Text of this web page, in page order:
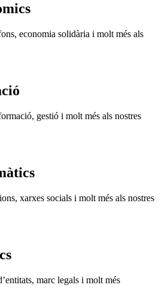
economia solidària i molt més als
gestió i molt més als nostres
xarxes socials i molt més als nostres
marc legals i molt més